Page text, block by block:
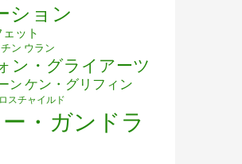
ション
ット
ン ウラン
ン・グライアーツ
ン ケン・グリフィン
スチャイルド
・ガンドラ